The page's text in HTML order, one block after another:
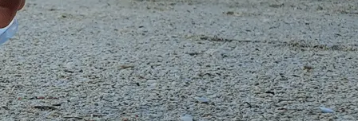
기업의 사회적 책임
생물다양성과 기후변화
환경 관련 주장
스페인 (스페인어)
이탈리아 (이탈리아어)
튀르키예 (튀르키예어)
포르투갈 (포르투갈어)
프랑스 (프랑스어)